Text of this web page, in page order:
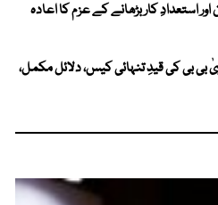
استعدادِ کار بڑھانے کے عزم کا اعادہ
بی بی کی قیدِ تنہائی کیس، دلائل مکمل،